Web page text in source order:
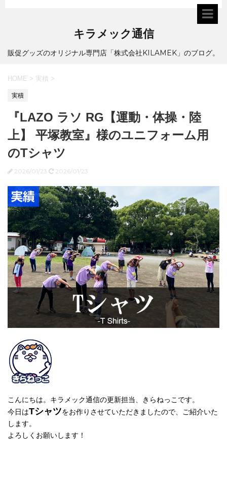
キラメック通信
販促グッズのオリジナル専門店「株式会社KILAMEK」のブログ。
HOME > 実積 >
実積
『LAZO ラソ RG【運動・体操・陸
上】 平塚教室』様のユニフォーム用
のTシャツ
2026/01/23 2026/01/23
こんにちは。キラメック通信の更新担当、きらねっこです。
今日はTシャツをお作りさせていただきましたので、ご紹介いた
します。
よろしくお願いします！